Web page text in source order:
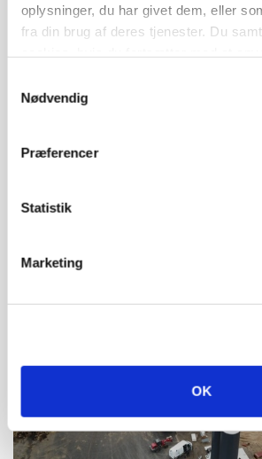
oplysninger, du har givet dem, eller
fra din brug af deres tjenester. Du
Nødvendig
Præferencer
Statistik
Marketing
OK
BUSINESS
Efter fire årtier: Familieejet
snurre igen